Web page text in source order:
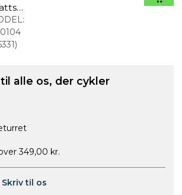
)
alle os, der cykler
349,00 kr.
Skriv til os